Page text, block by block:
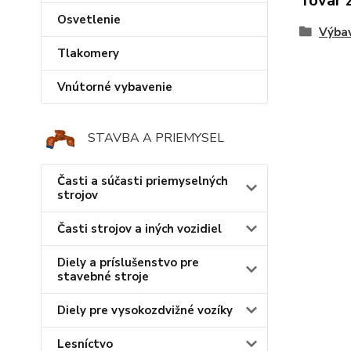
Osvetlenie
Tlakomery
Vnútorné vybavenie
STAVBA A PRIEMYSEL
Časti a súčasti priemyselných
strojov
Časti strojov a iných vozidiel
Diely a príslušenstvo pre
stavebné stroje
Diely pre vysokozdvižné vozíky
Lesníctvo